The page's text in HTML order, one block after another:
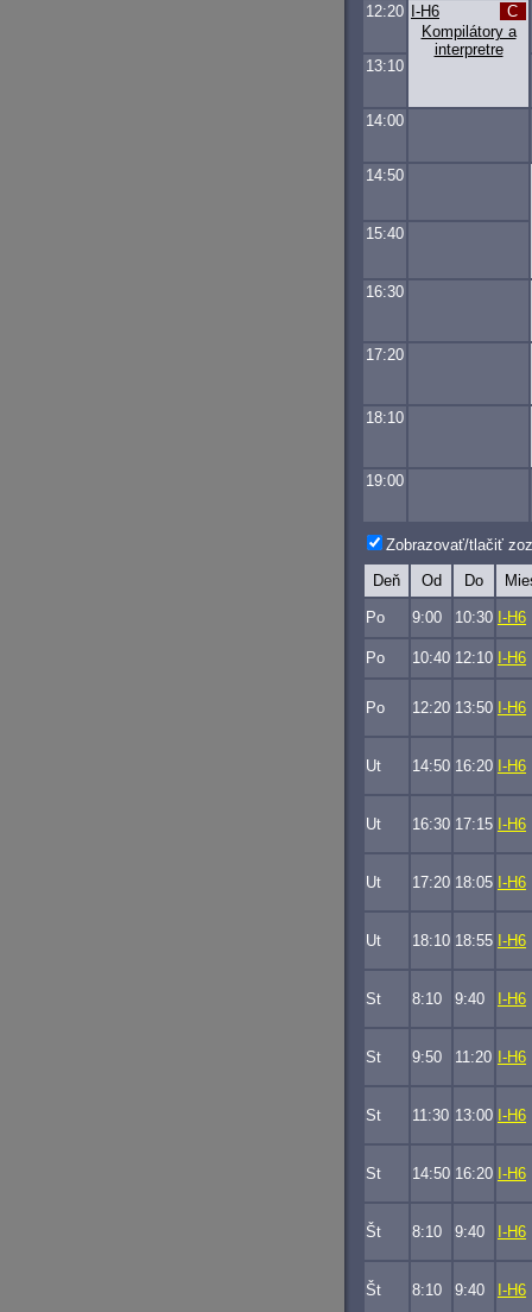
12:20
Kompilátory a
interpretre
I-H6 C
13:10
14:00
14:50
15:40
16:30
17:20
18:10
19:00
Zobrazovať/tlačiť
Deň Od Do
Po 9:00 10:30 I-H6
Po 10:40 12:10 I-H6
Po 12:20 13:50 I-H6
Ut 14:50 16:20 I-H6
Ut 16:30 17:15 I-H6
Ut 17:20 18:05 I-H6
Ut 18:10 18:55 I-H6
St 8:10 9:40 I-H6
St 9:50 11:20 I-H6
St 11:30 13:00 I-H6
St 14:50 16:20 I-H6
Št 8:10 9:40 I-H6
Št 8:10 9:40 I-H6